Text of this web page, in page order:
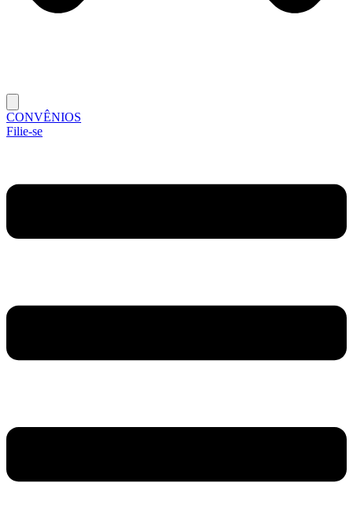
CONVÊNIOS
Filie-se